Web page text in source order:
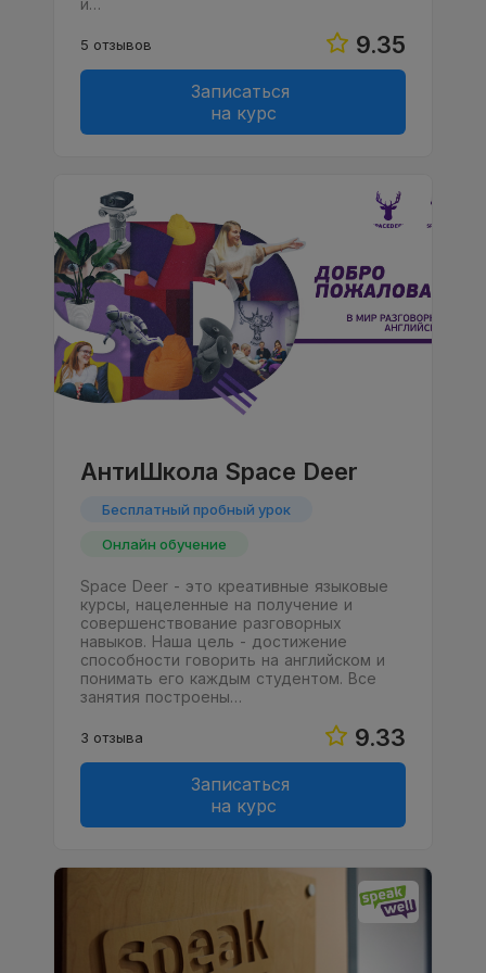
и…
9.35
5 отзывов
Записаться
на курс
АнтиШкола Space Deer
Бесплатный пробный урок
Онлайн обучение
Space Deer - это креативные языковые
курсы, нацеленные на получение и
совершенствование разговорных
навыков. Наша цель - достижение
способности говорить на английском и
понимать его каждым студентом. Все
занятия построены…
9.33
3 отзыва
Записаться
на курс